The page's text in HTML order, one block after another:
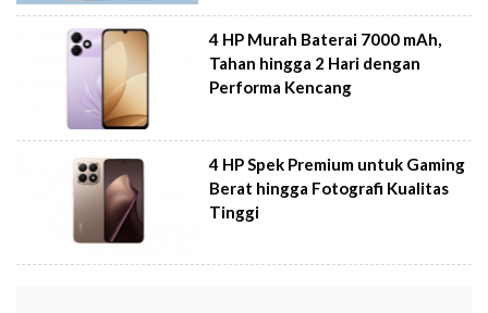
4 HP Murah Baterai 7000 mAh,
Tahan hingga 2 Hari dengan
Performa Kencang
4 HP Spek Premium untuk Gaming
Berat hingga Fotografi Kualitas
Tinggi